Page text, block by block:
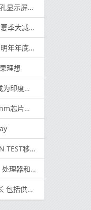
后置摄像头
月25日开始
自由代理商
理想
场的佼佼者
厂计划
基准测试奖
马逊印度发布
供应链